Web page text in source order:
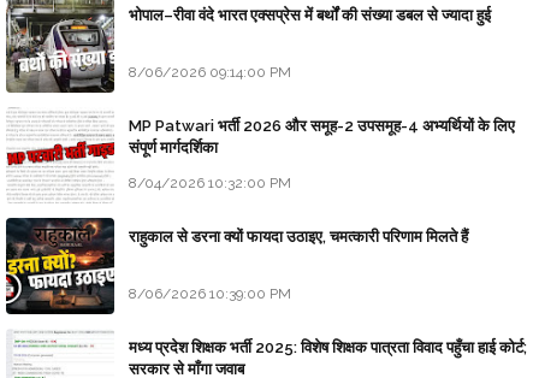
भोपाल–रीवा वंदे भारत एक्सप्रेस में बर्थों की संख्या डबल से ज्यादा हुई
8/06/2026 09:14:00 PM
MP Patwari भर्ती 2026 और समूह-2 उपसमूह-4 अभ्यर्थियों के लिए
संपूर्ण मार्गदर्शिका
8/04/2026 10:32:00 PM
राहुकाल से डरना क्यों फायदा उठाइए, चमत्कारी परिणाम मिलते हैं
8/06/2026 10:39:00 PM
मध्य प्रदेश शिक्षक भर्ती 2025: विशेष शिक्षक पात्रता विवाद पहुँचा हाई कोर्ट;
सरकार से माँगा जवाब